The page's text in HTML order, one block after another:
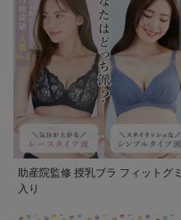
助産院監修 授乳ブラ フィットグミ
入り